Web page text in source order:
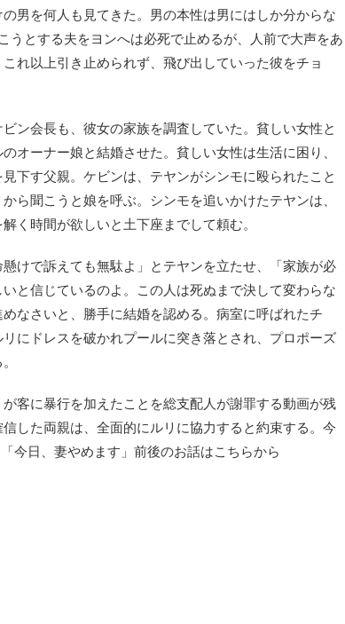
男を何人も見てきた。男の本性は男にはしか分からな
うとする夫をヨンへは必死で止めるが、人前で大声をあ
れ以上引き止められず、飛び出していった彼をチョ
ン会長も、彼女の家族を調査していた。貧しい女性と
オーナー娘と結婚させた。貧しい女性は生活に困り、
下す父親。ケビンは、テヤンがシンモに殴られたこと
ら聞こうと娘を呼ぶ。シンモを追いかけたテヤンは、
く時間が欲しいと土下座までして頼む。
けで訴えても無駄よ」とテヤンを立たせ、「家族が必
と信じているのよ。この人は死ぬまで決して変わらな
なさいと、勝手に結婚を認める。病室に呼ばれたチ
にドレスを破かれプールに突き落とされ、プロポーズ
客に暴行を加えたことを総支配人が謝罪する動画が残
した両親は、全面的にルリに協力すると約束する。今
今日、妻やめます」前後のお話はこちらから